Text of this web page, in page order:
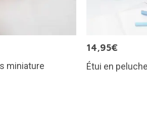
miniature
14,95€
Étui en